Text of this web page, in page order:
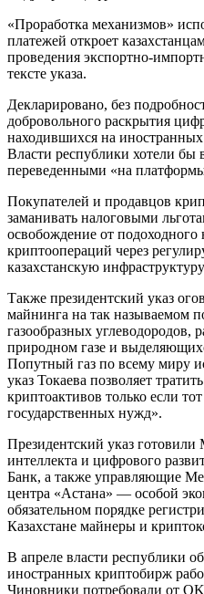
«Проработка механизмов»
платежей откроет
проведения экспортно-
тексте указа.
Декларировано, без
добровольного раскрытия
находившихся на
Власти республики хотели бы
переведенными «на
Покупателей и продавцов
заманивать налоговыми
освобождение от подоходного
криптоопераций через
казахстанскую
Также президентский указ
майнинга на так называемом
газообразных углеводородов,
природном газе и
Попутный газ по всему миру
указ Токаева позволяет
криптоактивов только если
государственных нужд».
Президентский указ готовили
интеллекта и цифрового
Банк, а также управляющие
центра «Астана» — особой
обязательном порядке
Казахстане майнеры и
В апреле власти республики
иностранных криптобирж
Чиновники потребовали от